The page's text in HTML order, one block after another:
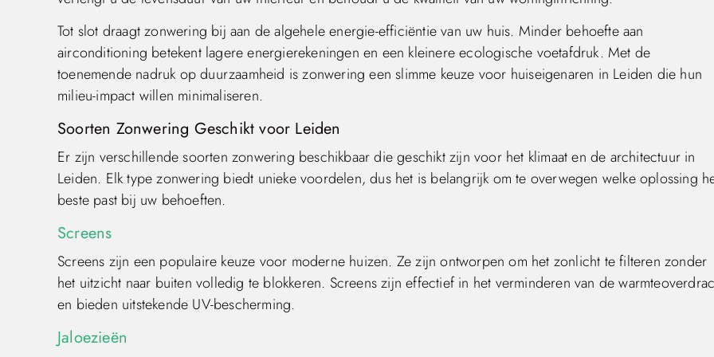
Tot slot draagt zonwering bij aan de algehele energie-efficiëntie van uw huis. Minder behoefte aan
airconditioning betekent lagere energierekeningen en een kleinere ecologische voetafdruk. Met de
toenemende nadruk op duurzaamheid is zonwering een slimme keuze voor huiseigenaren in Leiden die hun
milieu-impact willen minimaliseren.
Soorten Zonwering Geschikt voor Leiden
Er zijn verschillende soorten zonwering beschikbaar die geschikt zijn voor het klimaat en de architectuur in
Leiden. Elk type zonwering biedt unieke voordelen, dus het is belangrijk om te overwegen welke oplossing
beste past bij uw behoeften.
Screens
Screens zijn een populaire keuze voor moderne huizen. Ze zijn ontworpen om het zonlicht te filteren zonder
het uitzicht naar buiten volledig te blokkeren. Screens zijn effectief in het verminderen van de
en bieden uitstekende UV-bescherming.
Jaloezieën